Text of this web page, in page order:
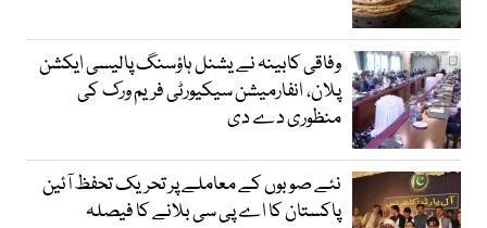
وفاقی کابینہ نے یشنل ہاؤسنگ پالیسی ایکشن
پلان، انفارمیشن سیکیورٹی فریم ورک کی
منظوری دے دی
نئے صوبوں کے معاملے پر تحریک تحفظ آئین
پاکستان کا اے پی سی بلانے کا فیصلہ